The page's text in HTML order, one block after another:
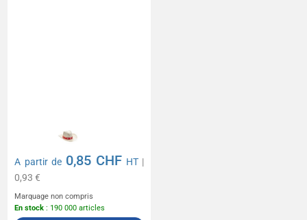
A partir de 0,85 CHF HT|
0,93 €
Marquage non compris
En stock : 190 000 articles